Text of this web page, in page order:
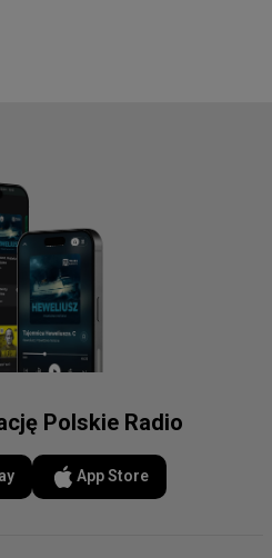
Polskie Radio
App Store